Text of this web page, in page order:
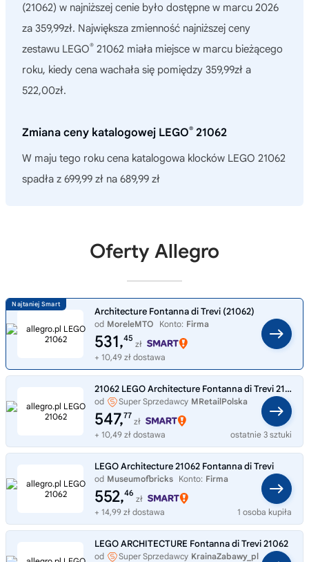
(21062) w najniższej cenie było dostępne w marcu 2026
za 359,99zł. Największa zmienność najniższej ceny
zestawu LEGO® 21062 miała miejsce w marcu bieżącego
roku, kiedy cena wachała się pomiędzy 359,99zł a
522,00zł.
Zmiana ceny katalogowej LEGO® 21062
W maju tego roku cena katalogowa klocków LEGO 21062
spadła z 699,99 zł na 689,99 zł
Oferty Allegro
Architecture Fontanna di Trevi (21062)
od MoreleMTO Konto: Firma
531,45
zł
+ 10,49 zł dostawa
21062 LEGO Architecture Fontanna di Trevi 21062
od Super Sprzedawcy MRetailPolska
547,77
zł
+ 10,49 zł dostawa
ostatnie 3 sztuki
LEGO Architecture 21062 Fontanna di Trevi
od Museumofbricks Konto: Firma
552,46
zł
+ 14,99 zł dostawa
1 osoba kupiła
LEGO ARCHITECTURE Fontanna di Trevi 21062
od Super Sprzedawcy KrainaZabawy_pl